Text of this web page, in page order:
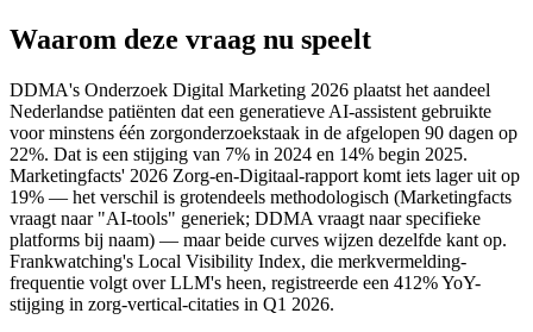
Waarom deze vraag nu speelt
DDMA's Onderzoek Digital Marketing 2026 plaatst het aandeel
Nederlandse patiënten dat een generatieve AI-assistent gebruikte
voor minstens één zorgonderzoekstaak in de afgelopen 90 dagen op
22%. Dat is een stijging van 7% in 2024 en 14% begin 2025.
Marketingfacts' 2026 Zorg-en-Digitaal-rapport komt iets lager uit op
19% — het verschil is grotendeels methodologisch (Marketingfacts
vraagt naar "AI-tools" generiek; DDMA vraagt naar specifieke
platforms bij naam) — maar beide curves wijzen dezelfde kant op.
Frankwatching's Local Visibility Index, die merkvermelding-
frequentie volgt over LLM's heen, registreerde een 412% YoY-
stijging in zorg-vertical-citaties in Q1 2026.